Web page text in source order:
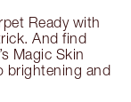
Ready with
And find
Magic Skin
brightening and